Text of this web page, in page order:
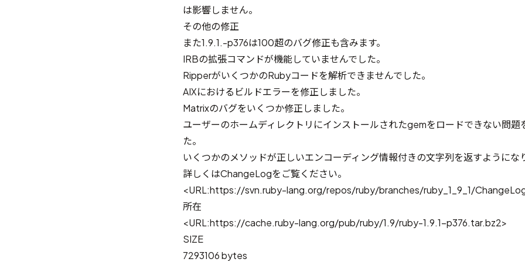
は影響しません。
その他の修正
また1.9.1.-p376は100超のバグ修正も含みます。
IRBの拡張コマンドが機能していませんでした。
RipperがいくつかのRubyコードを解析できませんでした。
AIXにおけるビルドエラーを修正しました。
Matrixのバグをいくつか修正しました。
ユーザーのホームディレクトリにインストールされたgemをロードできない問題
た。
いくつかのメソッドが正しいエンコーディング情報付きの文字列を返すようにな
詳しくはChangeLogをご覧ください。
<URL:https://svn.ruby-lang.org/repos/ruby/branches/ruby_1_9_1/
所在
<URL:https://cache.ruby-lang.org/pub/ruby/1.9/ruby-1.9.1-p376.tar.bz2>
SIZE
7293106 bytes